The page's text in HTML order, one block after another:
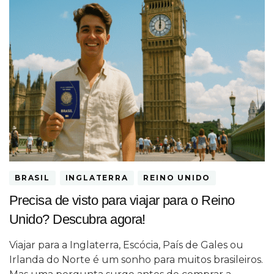
BRASIL INGLATERRA REINO UNIDO
Precisa de visto para viajar para o Reino
Unido? Descubra agora!
Viajar para a Inglaterra, Escócia, País de Gales ou
Irlanda do Norte é um sonho para muitos brasileiros.